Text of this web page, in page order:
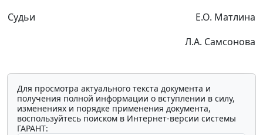
Судьи
Е.О. Матлина
Л.А. Самсонова
Для просмотра актуального текста документа и
получения полной информации о вступлении в силу,
изменениях и порядке применения документа,
воспользуйтесь поиском в Интернет-версии системы
ГАРАНТ: